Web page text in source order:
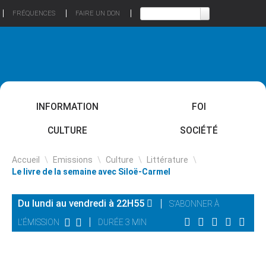
FRÉQUENCES FAIRE UN DON
INFORMATION FOI
CULTURE SOCIÉTÉ
Accueil \ Emissions \ Culture \ Littérature \
Le livre de la semaine avec Siloë-Carmel
Du lundi au vendredi à 22H55
S'ABONNER À
L'ÉMISSION
DURÉE 3 MIN